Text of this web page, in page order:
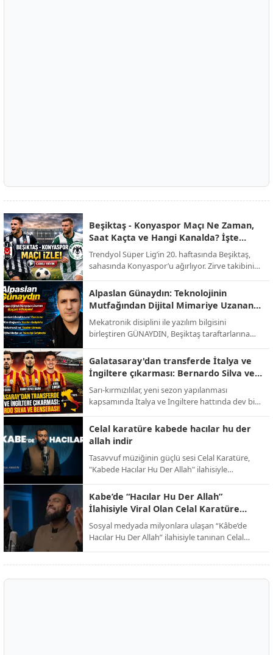
Beşiktaş - Konyaspor Maçı Ne Zaman,
Saat Kaçta ve Hangi Kanalda? İşte
Muhtemel 11'ler!
Trendyol Süper Lig’in 20. haftasında Beşiktaş,
sahasında Konyaspor’u ağırlıyor. Zirve takibini
sıralardan uzaklaşmayı hedefleyen yeşil-
beyazlıların randevusu öncesi tüm detaylar belli
oldu.
Alpaslan Günaydın: Teknolojinin
Mutfağından Dijital Mimariye Uzanan
Bir Başarı Hikayesi
Mekatronik disiplini ile yazılım bilgisini
birleştiren GÜNAYDIN, Beşiktaş taraftarlarına
platformunu baştan sona kendi emeğiyle
kodlayarak hayata geçirdi. Tasarımından
altyapısına kadar tüm teknik süreci üstlenen
Alpaslan Günaydın, dijital medya ve yazılım
alanında üretmeye devam ediyor.
Galatasaray'dan transferde İtalya ve
İngiltere çıkarması: Bernardo Silva ve
Bensebaini bombası!
Sarı-kırmızılılar, yeni sezon yapılanması
kapsamında İtalya ve İngiltere hattında dev bir
yürüttüğü görüşmelerde dünya yıldızları
masada.
Celal karatüre kabede hacılar hu der
allah indir
Tasavvuf müziğinin güçlü sesi Celal Karatüre,
"Kabede Hacılar Hu Der Allah" ilahisiyle
atmosferine davet ederken, eser dijital
platformlarda paylaşım rekorları kırmaya devam
ediyor.
Kabe’de “Hacılar Hu Der Allah”
İlahisiyle Viral Olan Celal Karatüre
Kimdir?
Sosyal medyada milyonlara ulaşan “Kâbe’de
Hacılar Hu Der Allah” ilahisiyle tanınan Celal